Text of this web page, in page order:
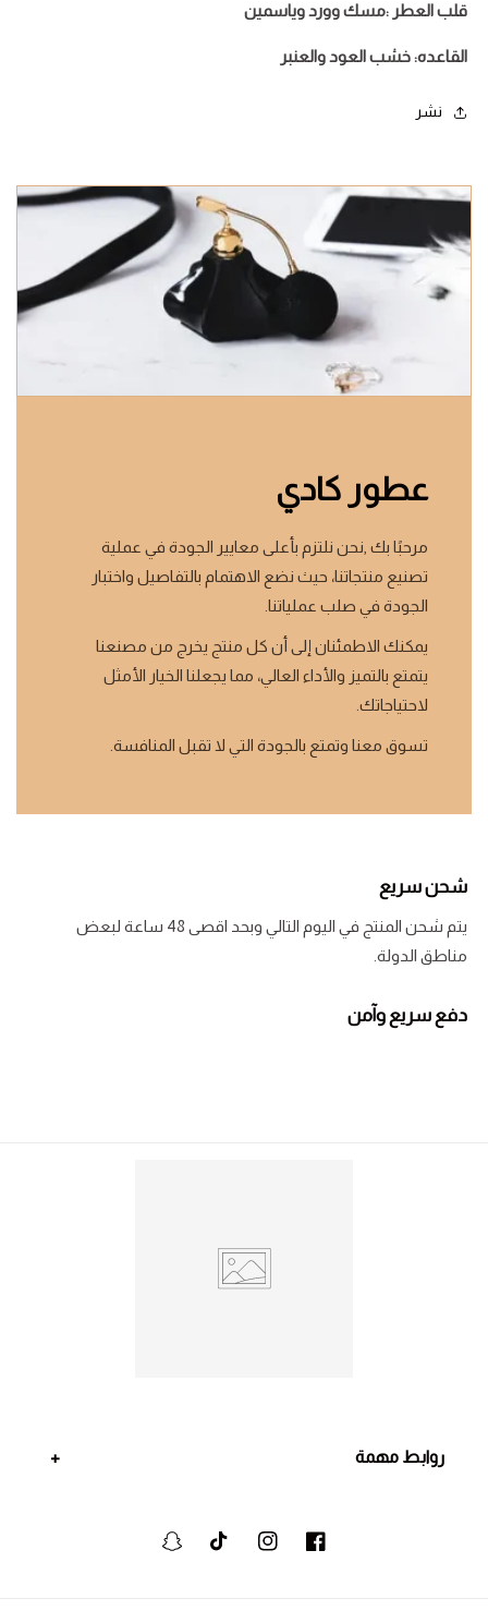
قلب العطر :مسك وورد وياسمين
القاعده: خشب العود والعنبر
نشر
عطور كادي
مرحبًا بك ,نحن نلتزم بأعلى معايير الجودة في عملية
تصنيع منتجاتنا، حيث نضع الاهتمام بالتفاصيل واختبار
الجودة في صلب عملياتنا.
يمكنك الاطمئنان إلى أن كل منتج يخرج من مصنعنا
يتمتع بالتميز والأداء العالي، مما يجعلنا الخيار الأمثل
لاحتياجاتك.
تسوق معنا وتمتع بالجودة التي لا تقبل المنافسة.
شحن سريع
يتم شحن المنتج في اليوم التالي وبحد اقصى 48 ساعة لبعض
مناطق الدولة.
دفع سريع وآمن
روابط مهمة
فيسبوكانستجرام تيكتوك سنابشات